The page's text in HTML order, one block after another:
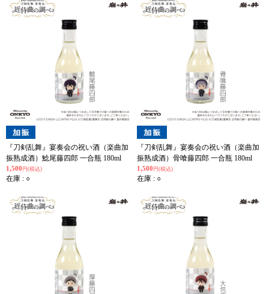
『刀剣乱舞』宴奏会の祝い酒（楽曲加
振熟成酒）鯰尾藤四郎 一合瓶 180ml
1,500 円(税込)
在庫 : ○
『刀剣乱舞』宴奏会の祝い酒（楽曲加
振熟成酒）骨喰藤四郎 一合瓶 180ml
1,500 円(税込)
在庫 : ○